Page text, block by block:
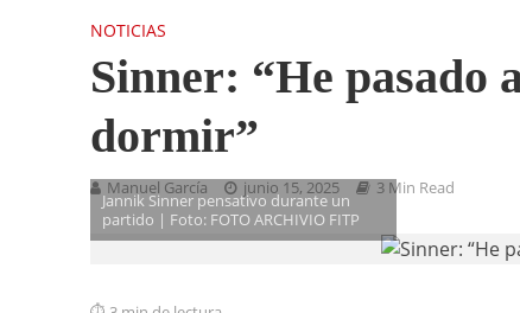
NOTICIAS
Sinner: “He pasado
dormir”
Manuel García junio 15, 2025 3 Min Read
Jannik Sinner pensativo durante un
partido | Foto: FOTO ARCHIVIO FITP